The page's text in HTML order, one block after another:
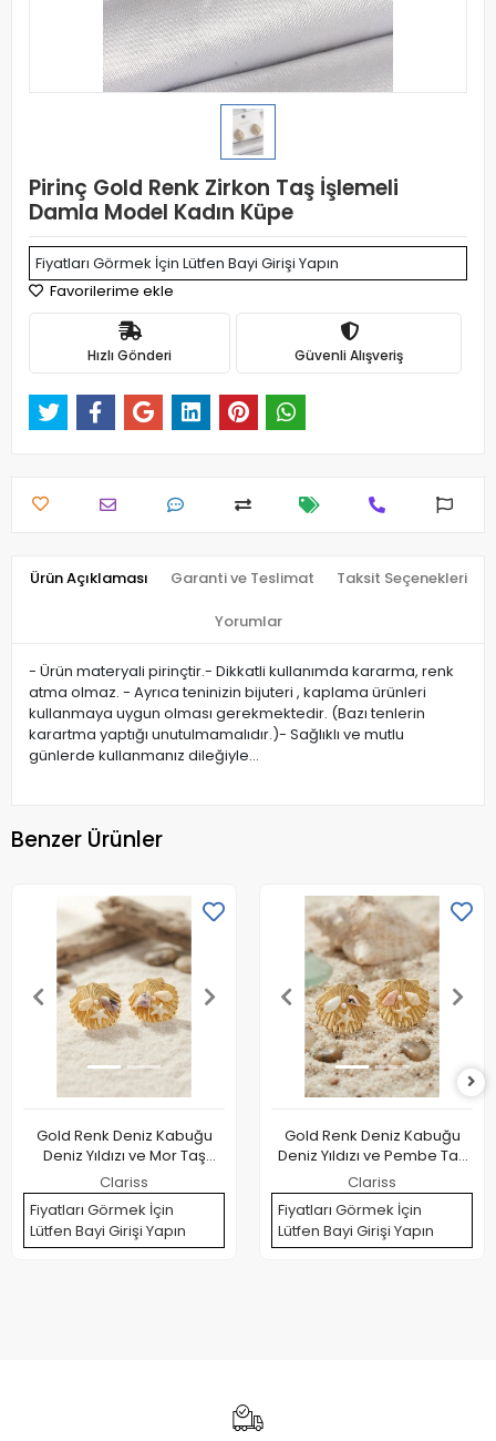
Pirinç Gold Renk Zirkon Taş İşlemeli
Damla Model Kadın Küpe
Fiyatları Görmek İçin Lütfen Bayi Girişi Yapın
Favorilerime ekle
Hızlı Gönderi Güvenli Alışveriş
Ürün Açıklaması Garanti ve Teslimat Taksit Seçenekleri
Yorumlar
- Ürün materyali pirinçtir.- Dikkatli kullanımda kararma, renk
atma olmaz. - Ayrıca teninizin bijuteri , kaplama ürünleri
kullanmaya uygun olması gerekmektedir. (Bazı tenlerin
karartma yaptığı unutulmamalıdır.)- Sağlıklı ve mutlu
günlerde kullanmanız dileğiyle…
Benzer Ürünler
Gold Renk Deniz Kabuğu
Deniz Yıldızı ve Mor Taş
Detaylı Küpe
Clariss
Fiyatları Görmek İçin
Lütfen Bayi Girişi Yapın
Gold Renk Deniz Kabuğu
Deniz Yıldızı ve Pembe Taş
Detaylı Küpe
Clariss
Fiyatları Görmek İçin
Lütfen Bayi Girişi Yapın